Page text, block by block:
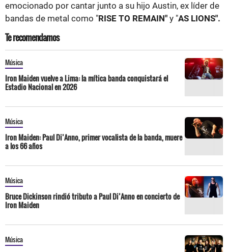
emocionado por cantar junto a su hijo Austin, ex líder de
bandas de metal como "RISE TO REMAIN" y "AS LIONS".
Te recomendamos
Música
Iron Maiden vuelve a Lima: la mítica banda conquistará el
Estadio Nacional en 2026
Música
Iron Maiden: Paul Di’Anno, primer vocalista de la banda, muere
a los 66 años
Música
Bruce Dickinson rindió tributo a Paul Di’Anno en concierto de
Iron Maiden
Música